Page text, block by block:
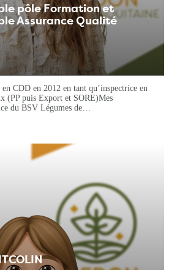
pôle Formation et
Assurance Qualité
CDD en 2012 en tant qu’inspectrice en
(PP puis Export et SORE)Mes
du BSV Légumes de…